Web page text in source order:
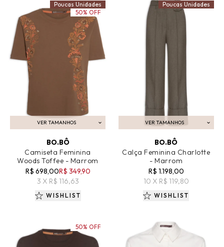
VER TAMANHOS
ADICIONAR AO CARRINHO
BO.BÔ
Camiseta Feminina
Woods Toffee - Marrom
R$ 698,00R$ 349,90
3 X R$ 116,63
Poucas Unidades
50% OFF
WISHLIST
VER TAMANHOS
ADICIONAR AO CARRINHO
BO.BÔ
Calça Feminina Charlotte
- Marrom
R$ 1.198,00
10 X R$ 119,80
Poucas Unidades
WISHLIST
50% OFF